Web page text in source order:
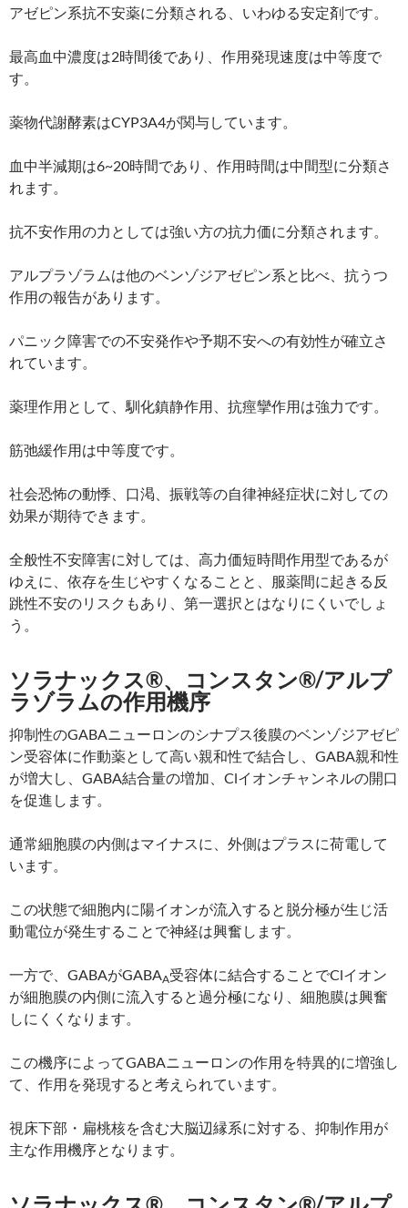
アゼピン系抗不安薬に分類される、いわゆる安定剤です。
最高血中濃度は2時間後であり、作用発現速度は中等度で
す。
薬物代謝酵素はCYP3A4が関与しています。
血中半減期は6~20時間であり、作用時間は中間型に分類さ
れます。
抗不安作用の力としては強い方の抗力価に分類されます。
アルプラゾラムは他のベンゾジアゼピン系と比べ、抗うつ
作用の報告があります。
パニック障害での不安発作や予期不安への有効性が確立さ
れています。
薬理作用として、馴化鎮静作用、抗痙攣作用は強力です。
筋弛緩作用は中等度です。
社会恐怖の動悸、口渇、振戦等の自律神経症状に対しての
効果が期待できます。
全般性不安障害に対しては、高力価短時間作用型であるが
ゆえに、依存を生じやすくなることと、服薬間に起きる反
跳性不安のリスクもあり、第一選択とはなりにくいでしょ
う。
ソラナックス®、コンスタン®/アルプ
ラゾラムの作用機序
抑制性のGABAニューロンのシナプス後膜のベンゾジアゼピ
ン受容体に作動薬として高い親和性で結合し、GABA親和性
が増大し、GABA結合量の増加、Clイオンチャンネルの開口
を促進します。
通常細胞膜の内側はマイナスに、外側はプラスに荷電して
います。
この状態で細胞内に陽イオンが流入すると脱分極が生じ活
動電位が発生することで神経は興奮します。
一方で、GABAがGABAA受容体に結合することでClイオン
が細胞膜の内側に流入すると過分極になり、細胞膜は興奮
しにくくなります。
この機序によってGABAニューロンの作用を特異的に増強し
て、作用を発現すると考えられています。
視床下部・扁桃核を含む大脳辺縁系に対する、抑制作用が
主な作用機序となります。